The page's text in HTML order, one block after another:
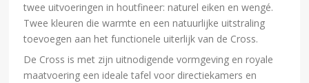
twee uitvoeringen in houtfineer: naturel eiken en wengé.
Twee kleuren die warmte en een natuurlijke uitstraling
toevoegen aan het functionele uiterlijk van de Cross.
De Cross is met zijn uitnodigende vormgeving en royale
maatvoering een ideale tafel voor directiekamers en